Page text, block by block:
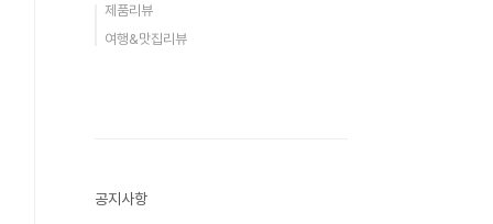
제품리뷰
여행&맛집리뷰
공지사항